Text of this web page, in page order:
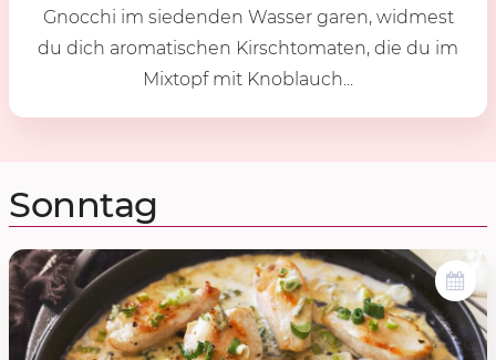
Gnocchi im siedenden Wasser garen, widmest
du dich aromatischen Kirschtomaten, die du im
Mixtopf mit Knoblauch...
Sonntag